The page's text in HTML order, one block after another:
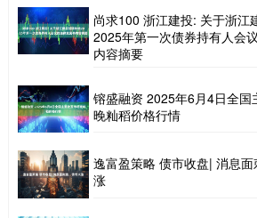
尚求100 浙江建投: 关于浙江
2025年第一次债券持有人会
内容摘要
镕盛融资 2025年6月4日全国
晚籼稻价格行情
逸富盈策略 债市收盘| 消息
涨